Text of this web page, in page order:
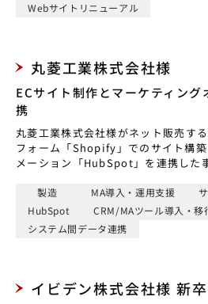
Webサイトリニューアル
丸菱工業株式会社様
ECサイト制作とマーケティン
携
丸菱工業株式会社様がネット販売す
フォーム「Shopify」でのサイト構
メーション「HubSpot」を連携した
製造 MA導入・運用支援
HubSpot
CRM/MAツール導入・移
システム間データ連携
イビデン株式会社様 新